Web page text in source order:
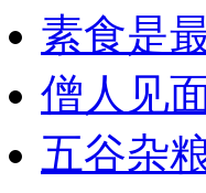
素食是
僧人见
五谷杂